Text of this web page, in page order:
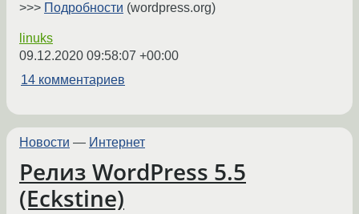
>>> Подробности (wordpress.org)
linuks
09.12.2020 09:58:07 +00:00
14 комментариев
Новости — Интернет
Релиз WordPress 5.5
(Eckstine)